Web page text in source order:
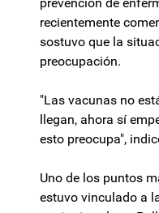
recientemente
sostuvo que la
preocupación.
"Las vacunas no
llegan, ahora sí
esto preocupa",
Uno de los puntos
estuvo vinculado a